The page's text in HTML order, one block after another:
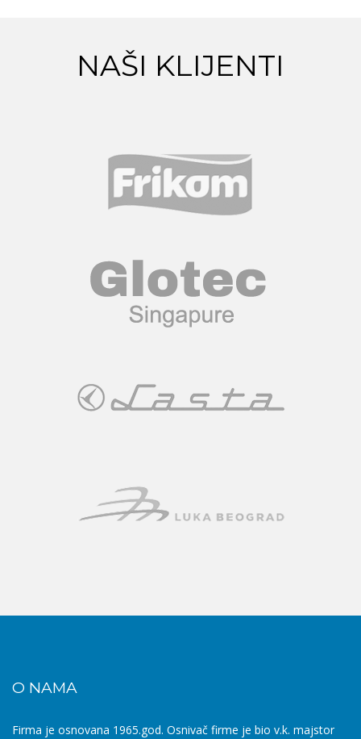
NAŠI KLIJENTI
O NAMA
Firma je osnovana 1965.god. Osnivač firme je bio v.k. majstor